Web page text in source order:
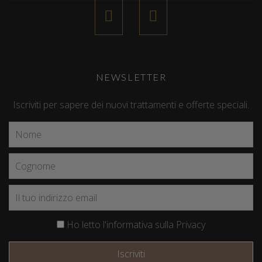
NEWSLETTER
Iscriviti per sapere dei nuovi trattamenti e offerte speciali.
Ho letto l'informativa sulla Privacy